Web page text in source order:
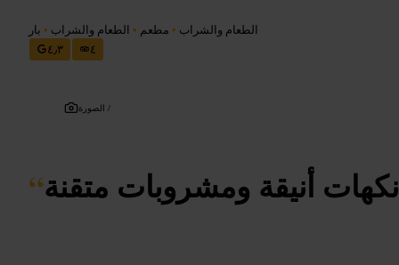
الطعام والشراب • مطعم • الطعام والشراب • بار
٤٫٣
٤
الصورة /
“نكهات أنيقة ومشروبات متقنة